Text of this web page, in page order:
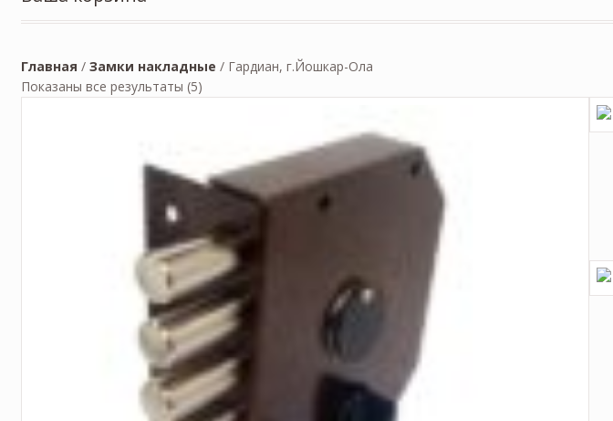
Главная / Замки накладные / Гардиан, г.Йошкар-Ола
Показаны все результаты (5)